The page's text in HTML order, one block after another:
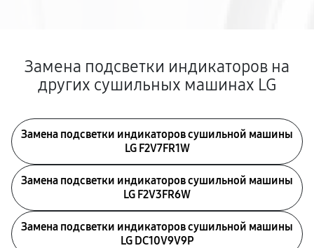
Замена подсветки индикаторов на
других сушильных машинах LG
Замена подсветки индикаторов сушильной машины
LG F2V7FR1W
Замена подсветки индикаторов сушильной машины
LG F2V3FR6W
Замена подсветки индикаторов сушильной машины
LG DC10V9V9P